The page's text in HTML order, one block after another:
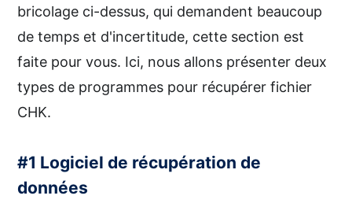
bricolage ci-dessus, qui demandent beaucoup
de temps et d'incertitude, cette section est
faite pour vous. Ici, nous allons présenter deux
types de programmes pour récupérer fichier
CHK.
#1 Logiciel de récupération de
données